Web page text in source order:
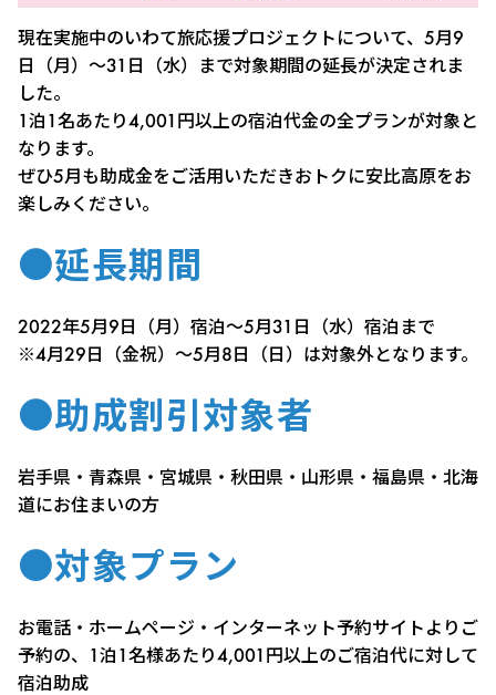
現在実施中のいわて旅応援プロジェクトについて、5月9
日（月）～31日（水）まで対象期間の延長が決定されま
した。
1泊1名あたり4,001円以上の宿泊代金の全プランが対象と
なります。
ぜひ5月も助成金をご活用いただきおトクに安比高原をお
楽しみください。
●延長期間
2022年5月9日（月）宿泊～5月31日（水）宿泊まで
※4月29日（金祝）～5月8日（日）は対象外となります。
●助成割引対象者
岩手県・青森県・宮城県・秋田県・山形県・福島県・北海
道にお住まいの方
●対象プラン
お電話・ホームページ・インターネット予約サイトよりご
予約の、1泊1名様あたり4,001円以上のご宿泊代に対して
宿泊助成